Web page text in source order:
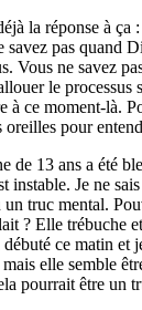
la réponse à ça
savez pas quand
Vous ne savez
le processus
à ce moment-là.
pour
de 13 ans a été
instable. Je ne
un truc mental.
? Elle trébuche
ce matin et
elle semble
pourrait être un